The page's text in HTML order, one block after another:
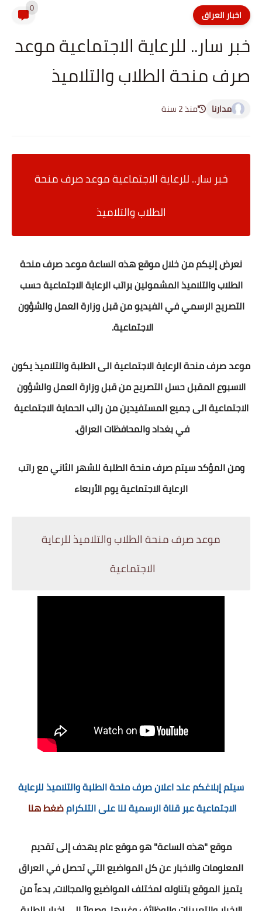
اخبار العراق 0
خبر سار.. للرعاية الاجتماعية موعد
صرف منحة الطلاب والتلاميذ
مدارنا منذ 2 سنة
خبر سار.. للرعاية الاجتماعية موعد صرف منحة
الطلاب والتلاميذ
نعرض إليكم من خلال موقع هذه الساعة موعد صرف منحة
الطلاب والتلاميذ المشمولين براتب الرعاية الاجتماعية حسب
التصريح الرسمي في الفيديو من قبل وزارة العمل والشؤون
الاجتماعية.
موعد صرف منحة الرعاية الاجتماعية الى الطلبة والتلاميذ يكون
الاسبوع المقبل حسل التصريح من قبل وزارة العمل والشؤون
الاجتماعية الى جميع المستفيدين من راتب الحماية الاجتماعية
في بغداد والمحافظات العراق.
ومن المؤكد سيتم صرف منحة الطلبة للشهر الثاني مع راتب
الرعاية الاجتماعية يوم الأربعاء
موعد صرف منحة الطلاب والتلاميذ للرعاية
الاجتماعية
سيتم إبلاغكم عند اعلان صرف منحة الطلبة والتلاميذ للرعاية
الاجتماعية عبر قناة الرسمية لنا على التلكرامضغط هنا
موقع "هذه الساعة" هو موقع عام يهدف إلى تقديم
المعلومات والاخبار عن كل المواضيع التي تحصل في العراق
يتميز الموقع بتناوله لمختلف المواضيع والمجالات، بدءاً من